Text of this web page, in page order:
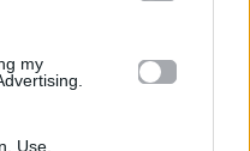
my
Use,